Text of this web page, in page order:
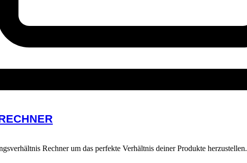
Rechner um das perfekte Verhältnis deiner Produkte herzustellen.